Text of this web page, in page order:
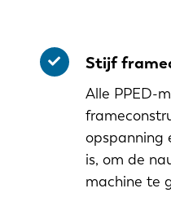
Stijf
Alle PPED-
opspanning
is, om de
machine te